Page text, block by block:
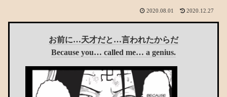
2020.08.01 2020.12.27
お前に…天才だと…言われたからだ
Because you… called me… a genius.